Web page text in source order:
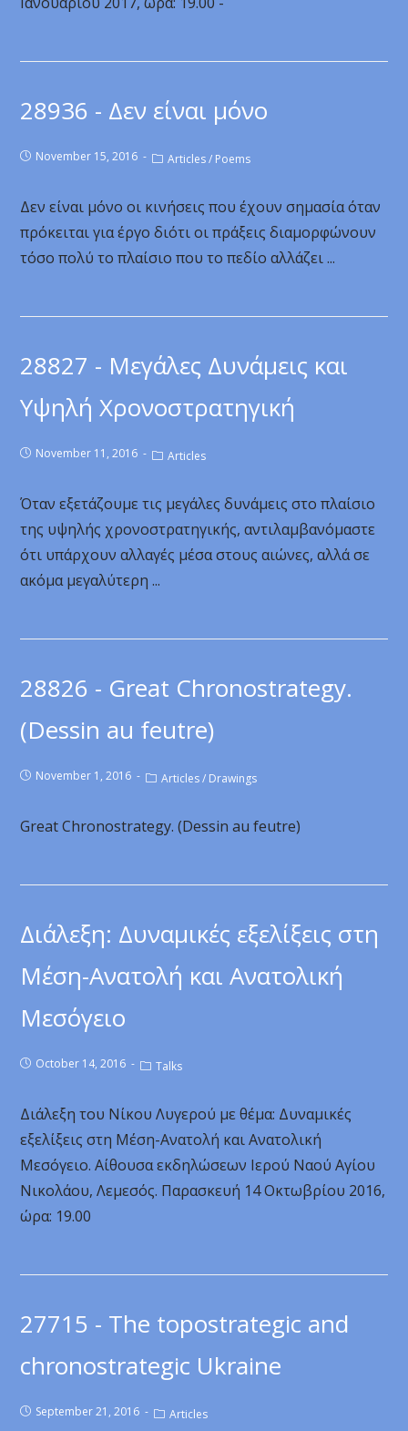
28936 - Δεν είναι μόνο
November 15, 2016 Articles / Poems
Δεν είναι μόνο οι κινήσεις που έχουν σημασία όταν
πρόκειται για έργο διότι οι πράξεις διαμορφώνουν
τόσο πολύ το πλαίσιο που το πεδίο αλλάζει ...
28827 - Μεγάλες Δυνάμεις και
Υψηλή Χρονοστρατηγική
November 11, 2016 Articles
Όταν εξετάζουμε τις μεγάλες δυνάμεις στο πλαίσιο
της υψηλής χρονοστρατηγικής, αντιλαμβανόμαστε
ότι υπάρχουν αλλαγές μέσα στους αιώνες, αλλά σε
ακόμα μεγαλύτερη ...
28826 - Great Chronostrategy.
(Dessin au feutre)
November 1, 2016 Articles / Drawings
Great Chronostrategy. (Dessin au feutre)
Διάλεξη: Δυναμικές εξελίξεις στη
Μέση-Ανατολή και Ανατολική
Μεσόγειο
October 14, 2016 Talks
Διάλεξη του Νίκου Λυγερού με θέμα: Δυναμικές
εξελίξεις στη Μέση-Ανατολή και Ανατολική
Μεσόγειο. Αίθουσα εκδηλώσεων Ιερού Ναού Αγίου
Νικολάου, Λεμεσός. Παρασκευή 14 Οκτωβρίου 2016,
ώρα: 19.00
27715 - The topostrategic and
chronostrategic Ukraine
September 21, 2016 Articles